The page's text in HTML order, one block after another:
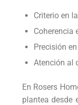
Criterio en
Coherencia
Precisión
Atención al
En Rosers
plantea desde